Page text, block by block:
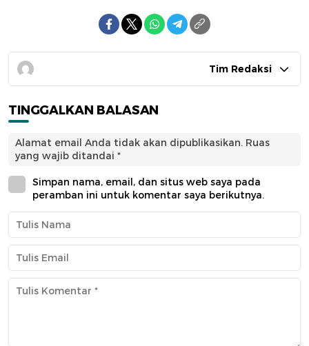
Tim Redaksi
TINGGALKAN BALASAN
Alamat email Anda tidak akan dipublikasikan. Ruas
yang wajib ditandai *
Simpan nama, email, dan situs web saya pada
peramban ini untuk komentar saya berikutnya.